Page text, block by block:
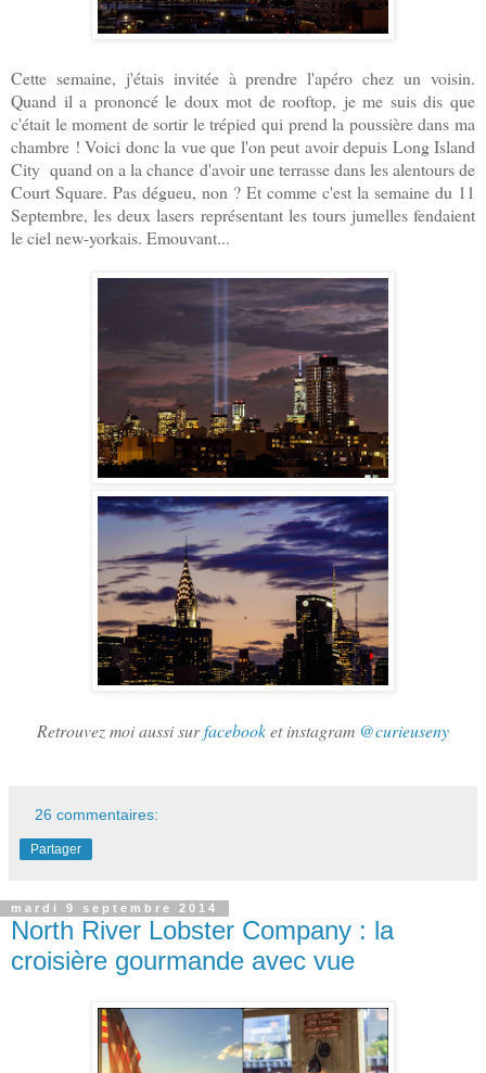
Cette semaine, j'étais invitée à prendre l'apéro chez un voisin.
Quand il a prononcé le doux mot de rooftop, je me suis dis que
c'était le moment de sortir le trépied qui prend la poussière dans ma
chambre ! Voici donc la vue que l'on peut avoir depuis Long Island
City quand on a la chance d'avoir une terrasse dans les alentours de
Court Square. Pas dégueu, non ? Et comme c'est la semaine du 11
Septembre, les deux lasers représentant les tours jumelles fendaient
le ciel new-yorkais. Emouvant...
Retrouvez moi aussi surfacebooket instagram @curieuseny
26 commentaires:
Partager
mardi 9 septembre 2014
North River Lobster Company : la
croisière gourmande avec vue